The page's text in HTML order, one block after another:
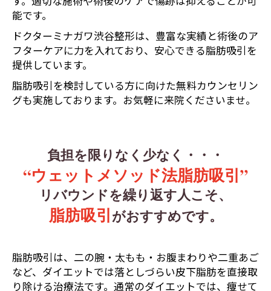
能です。
ドクターミナガワ渋谷整形は、豊富な実績と術後のア
フターケアに力を入れており、安心できる脂肪吸引を
提供しています。
脂肪吸引を検討している方に向けた無料カウンセリン
グも実施しております。お気軽に来院くださいませ。
負担を限りなく少なく・・・
“ウェットメソッド法脂肪吸引”
リバウンドを繰り返す人こそ、
脂肪吸引がおすすめです。
脂肪吸引は、二の腕・太もも・お腹まわりや二重あご
など、ダイエットでは落としづらい皮下脂肪を直接取
り除ける治療法です。通常のダイエットでは、痩せて